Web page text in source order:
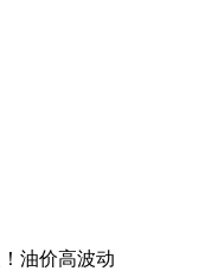
油价高波动